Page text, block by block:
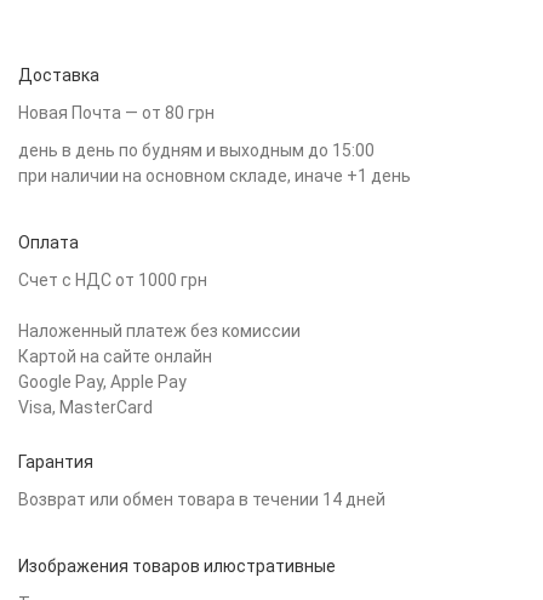
Доставка
Новая Почта — от 80 грн
день в день по будням и выходным до 15:00
при наличии на основном складе, иначе +1 день
Оплата
Счет с НДС от 1000 грн
Наложенный платеж без комиссии
Картой на сайте онлайн
Google Pay, Apple Pay
Visa, MasterCard
Гарантия
Возврат или обмен товара в течении 14 дней
Изображения товаров илюстративные